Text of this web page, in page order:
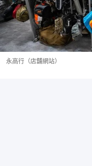
永高行（店舖網站）